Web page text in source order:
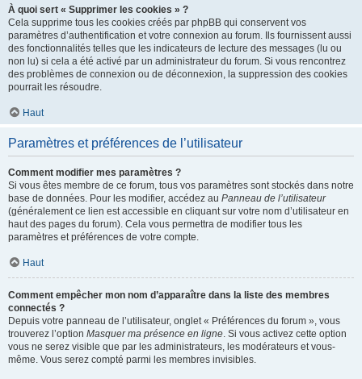
À quoi sert « Supprimer les cookies » ?
Cela supprime tous les cookies créés par phpBB qui conservent vos
paramètres d’authentification et votre connexion au forum. Ils fournissent aussi
des fonctionnalités telles que les indicateurs de lecture des messages (lu ou
non lu) si cela a été activé par un administrateur du forum. Si vous rencontrez
des problèmes de connexion ou de déconnexion, la suppression des cookies
pourrait les résoudre.
Haut
Paramètres et préférences de l’utilisateur
Comment modifier mes paramètres ?
Si vous êtes membre de ce forum, tous vos paramètres sont stockés dans notre
base de données. Pour les modifier, accédez au Panneau de l’utilisateur
(généralement ce lien est accessible en cliquant sur votre nom d’utilisateur en
haut des pages du forum). Cela vous permettra de modifier tous les
paramètres et préférences de votre compte.
Haut
Comment empêcher mon nom d’apparaître dans la liste des membres
connectés ?
Depuis votre panneau de l’utilisateur, onglet « Préférences du forum », vous
trouverez l’option Masquer ma présence en ligne. Si vous activez cette option
vous ne serez visible que par les administrateurs, les modérateurs et vous-
même. Vous serez compté parmi les membres invisibles.